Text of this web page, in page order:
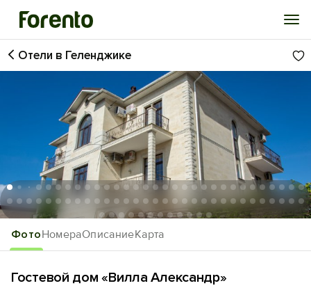
Войти
Избранное
История просмотра
Добавить свой объект
ФотоНомераОписаниеКарта
Отели в Геленджике
1/74
Гостевой дом «Вилла Александр»